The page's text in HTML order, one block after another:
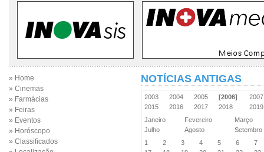
» Home
» Cinemas
» Farmácias
» Feiras
» Eventos
» Horóscopo
» Classificados
NOTÍCIAS ANTIGAS
2003 2004 2005 [2006]
2015
2016 2017 2018
Janeiro
Fevereiro
Março
Julho
Agosto
1
2 3 4 5 6
7